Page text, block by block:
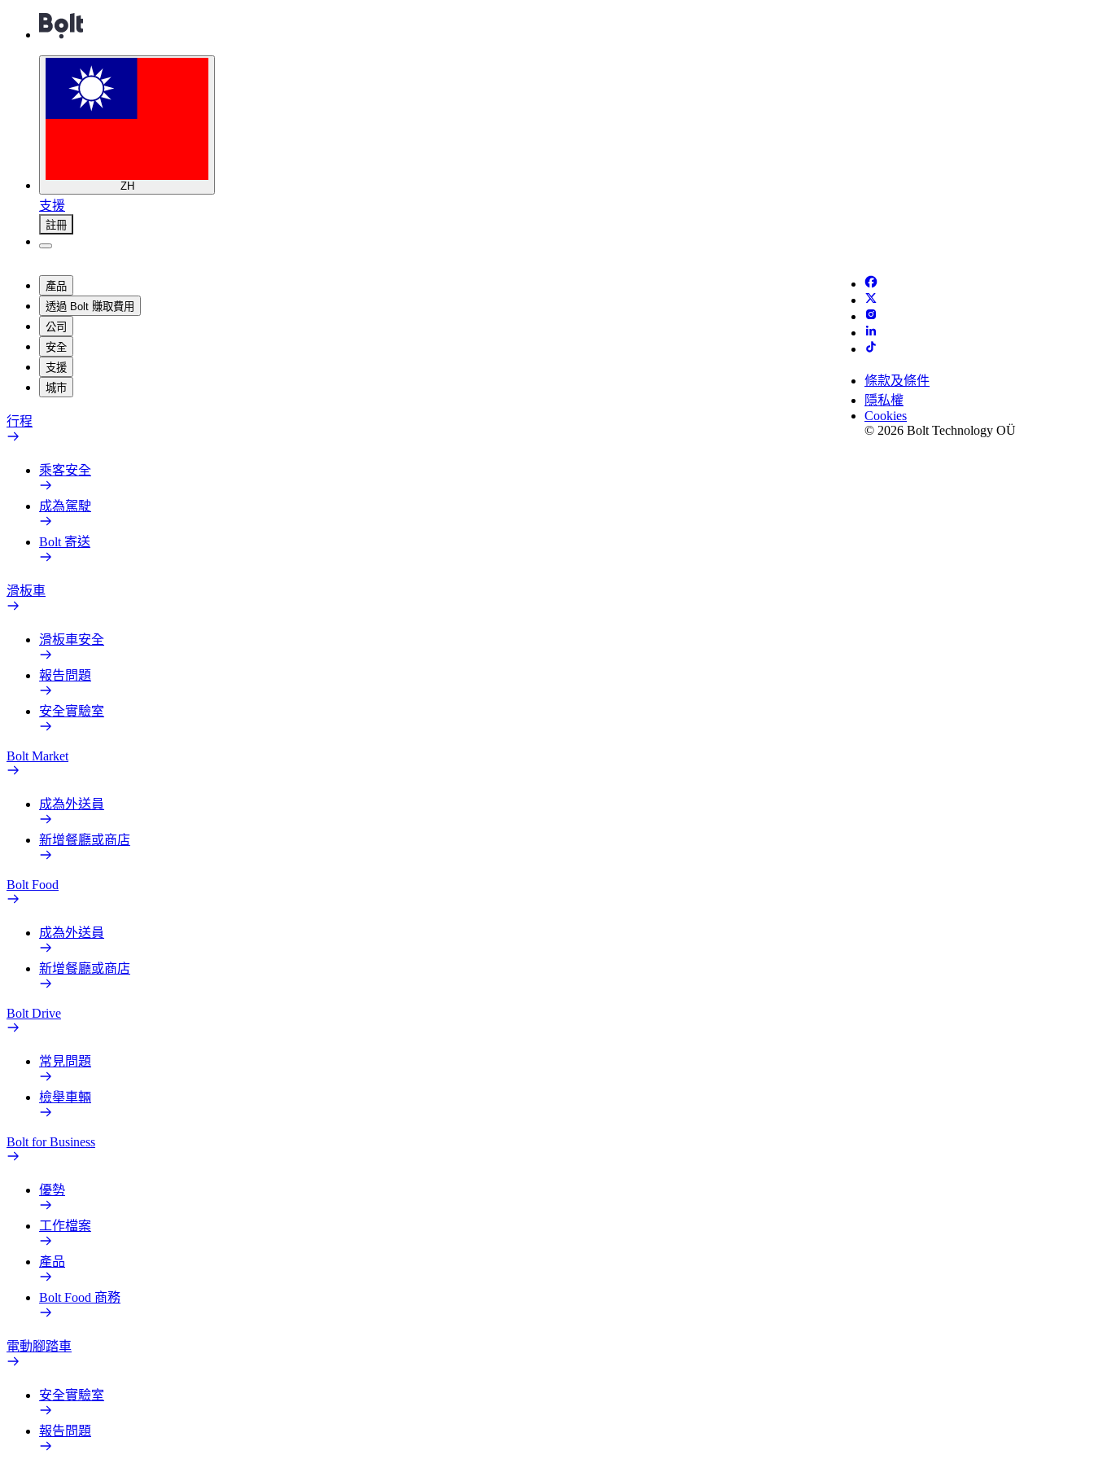
ZH
支援
註冊
產品
透過 Bolt 賺取費用
公司
安全
支援
城市
行程
乘客安全
成為駕駛
Bolt 寄送
滑板車
滑板車安全
報告問題
安全實驗室
Bolt Market
成為外送員
新增餐廳或商店
Bolt Food
成為外送員
新增餐廳或商店
Bolt Drive
常見問題
檢舉車輛
Bolt for Business
優勢
工作檔案
產品
Bolt Food 商務
電動腳踏車
安全實驗室
報告問題
條款及條件
隱私權
Cookies
© 2026 Bolt Technology OÜ